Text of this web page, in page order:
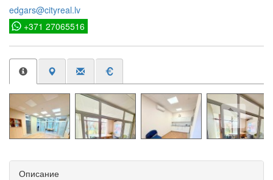
edgars@cityreal.lv
+371 27065516
Описание